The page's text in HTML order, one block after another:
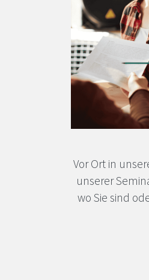
Vor Ort in
unserer
wo Sie sind